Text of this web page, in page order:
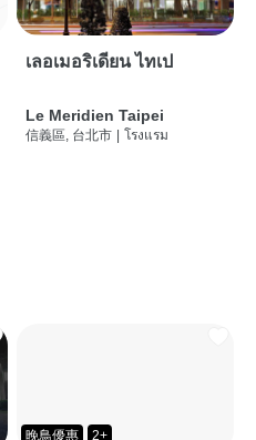
เลอเมอริเดียน ไทเป
Le Meridien Taipei
信義區, 台北市 | โรงแรม
晚鳥優惠 2+